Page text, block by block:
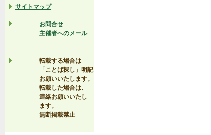
サイトマップ
お問合せ
主催者へのメール
転載する場合は
「ことば探し」明記
お願いいたします。
転載した場合は、
連絡お願いいたし
ます。
無断掲載禁止